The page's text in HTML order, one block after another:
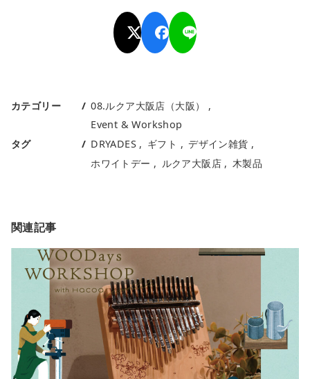
カテゴリー
08.ルクア大阪店（大阪）
Event & Workshop
タグ
DRYADES ギフト
デザイン雑貨
ホワイトデー
ルクア大阪店 木製品
関連記事